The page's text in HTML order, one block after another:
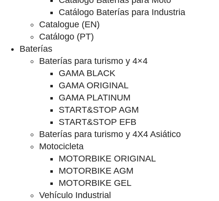
Catálogo Baterías para Industria
Catalogue (EN)
Catálogo (PT)
Baterías
Baterías para turismo y 4×4
GAMA BLACK
GAMA ORIGINAL
GAMA PLATINUM
START&STOP AGM
START&STOP EFB
Baterías para turismo y 4X4 Asiático
Motocicleta
MOTORBIKE ORIGINAL
MOTORBIKE AGM
MOTORBIKE GEL
Vehículo Industrial